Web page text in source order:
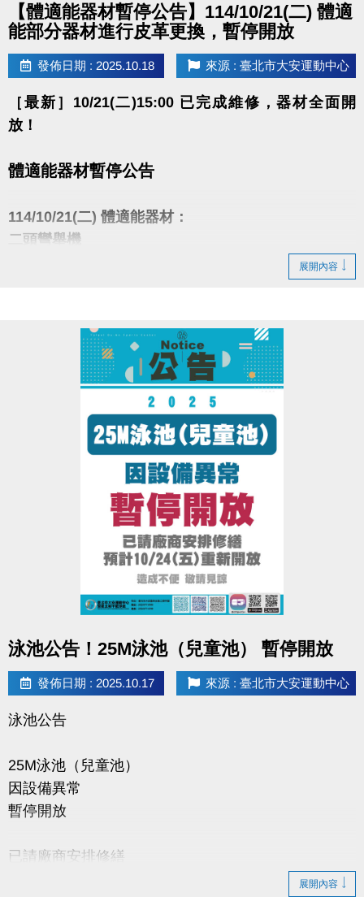
google play 傳送門請點我(新開視窗)
電話洽詢 (02)2377-0300 分機103、104
【體適能器材暫停公告】114/10/21(二) 體適
能部分器材進行皮革更換，暫停開放
發佈日期 : 2025.10.18 來源 : 臺北市大安運動中心
［最新］10/21(二)15:00 已完成維修，器材全面開
放！
體適能器材暫停公告
114/10/21(二) 體適能器材：
二頭彎舉機
因進行皮革更換
暫停開放始用
展開內容
泳池公告！25M泳池（兒童池） 暫停開放
發佈日期 : 2025.10.17 來源 : 臺北市大安運動中心
泳池公告
25M泳池（兒童池）
因設備異常
暫停開放
已請廠商安排修繕
展開內容